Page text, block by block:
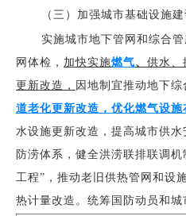
（三）加强城市基础设施
实施城市地下管网和综合
网体检， 加快实施燃气、 供水、
更新改造，
因地制宜推动地下综
道老化更新改造，优化燃气设施
水设施更新改造，提高城市供
防涝体系，健全洪涝联排联调
工程”，推动老旧供热管网和设
热计量改造。统筹国防动员和城